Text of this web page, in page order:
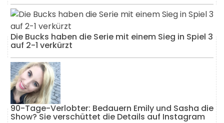
Die Bucks haben die Serie mit einem Sieg in Spiel 3
auf 2-1 verkürzt
90-Tage-Verlobter: Bedauern Emily und Sasha die
Show? Sie verschüttet die Details auf Instagram